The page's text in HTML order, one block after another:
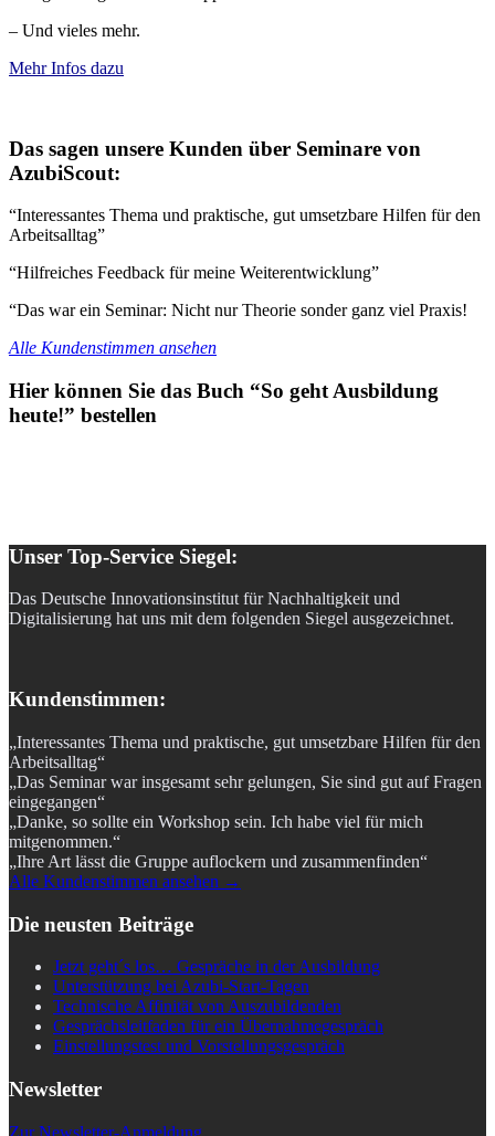
– Und vieles mehr.
Mehr Infos dazu
Das sagen unsere Kunden über Seminare von
AzubiScout:
“Interessantes Thema und praktische, gut umsetzbare Hilfen für den
Arbeitsalltag”
“Hilfreiches Feedback für meine Weiterentwicklung”
“Das war ein Seminar: Nicht nur Theorie sonder ganz viel Praxis!
Alle Kundenstimmen ansehen
Hier können Sie das Buch “So geht Ausbildung
heute!” bestellen
Unser Top-Service Siegel:
Das Deutsche Innovationsinstitut für Nachhaltigkeit und
Digitalisierung hat uns mit dem folgenden Siegel ausgezeichnet.
Kundenstimmen:
„Interessantes Thema und praktische, gut umsetzbare Hilfen für den
Arbeitsalltag“
„Das Seminar war insgesamt sehr gelungen, Sie sind gut auf Fragen
eingegangen“
„Danke, so sollte ein Workshop sein. Ich habe viel für mich
mitgenommen.“
„Ihre Art lässt die Gruppe auflockern und zusammenfinden“
Alle Kundenstimmen ansehen →
Die neusten Beiträge
Jetzt geht´s los… Gespräche in der Ausbildung
Unterstützung bei Azubi-Start-Tagen
Technische Affinität von Auszubildenden
Gesprächsleitfaden für ein Übernahmegespräch
Einstellungstest und Vorstellungsgespräch
Newsletter
Zur Newsletter-Anmeldung.